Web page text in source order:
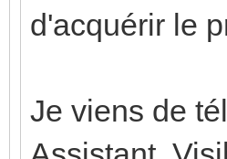
d'acquérir le
Je viens de